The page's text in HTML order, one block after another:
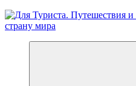
Новости туризма, куда